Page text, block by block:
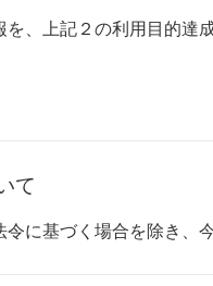
、上記２の利用目的達
て
に基づく場合を除き、